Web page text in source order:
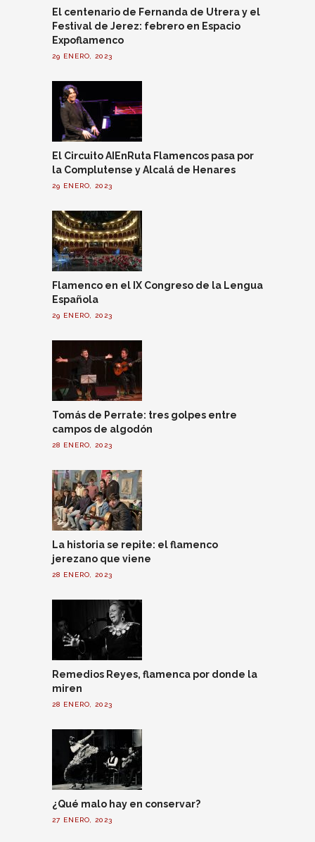
El centenario de Fernanda de Utrera y el
Festival de Jerez: febrero en Espacio
Expoflamenco
29 ENERO, 2023
El Circuito AIEnRuta Flamencos pasa por
la Complutense y Alcalá de Henares
29 ENERO, 2023
Flamenco en el IX Congreso de la Lengua
Española
29 ENERO, 2023
Tomás de Perrate: tres golpes entre
campos de algodón
28 ENERO, 2023
La historia se repite: el flamenco
jerezano que viene
28 ENERO, 2023
Remedios Reyes, flamenca por donde la
miren
28 ENERO, 2023
¿Qué malo hay en conservar?
27 ENERO, 2023